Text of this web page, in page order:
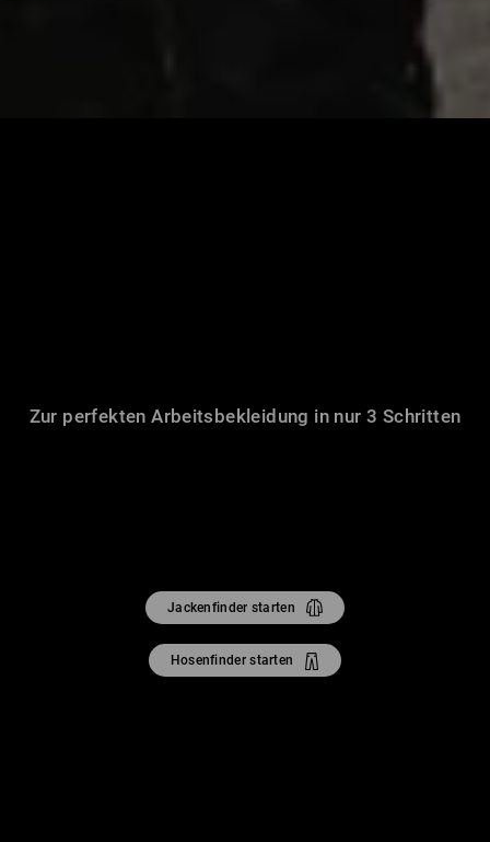
Zur perfekten Arbeitsbekleidung in nur 3 Schritten
Jackenfinder starten
Hosenfinder starten